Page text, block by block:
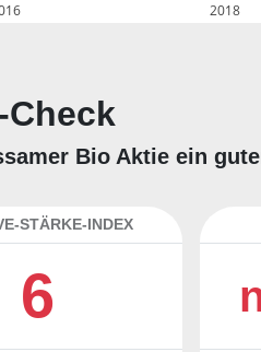
2018
Check
Bio Aktie ein
STÄRKE-INDEX
6